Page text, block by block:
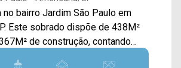
no bairro Jardim São Paulo em
de construção, contando
e de jantar integradas,